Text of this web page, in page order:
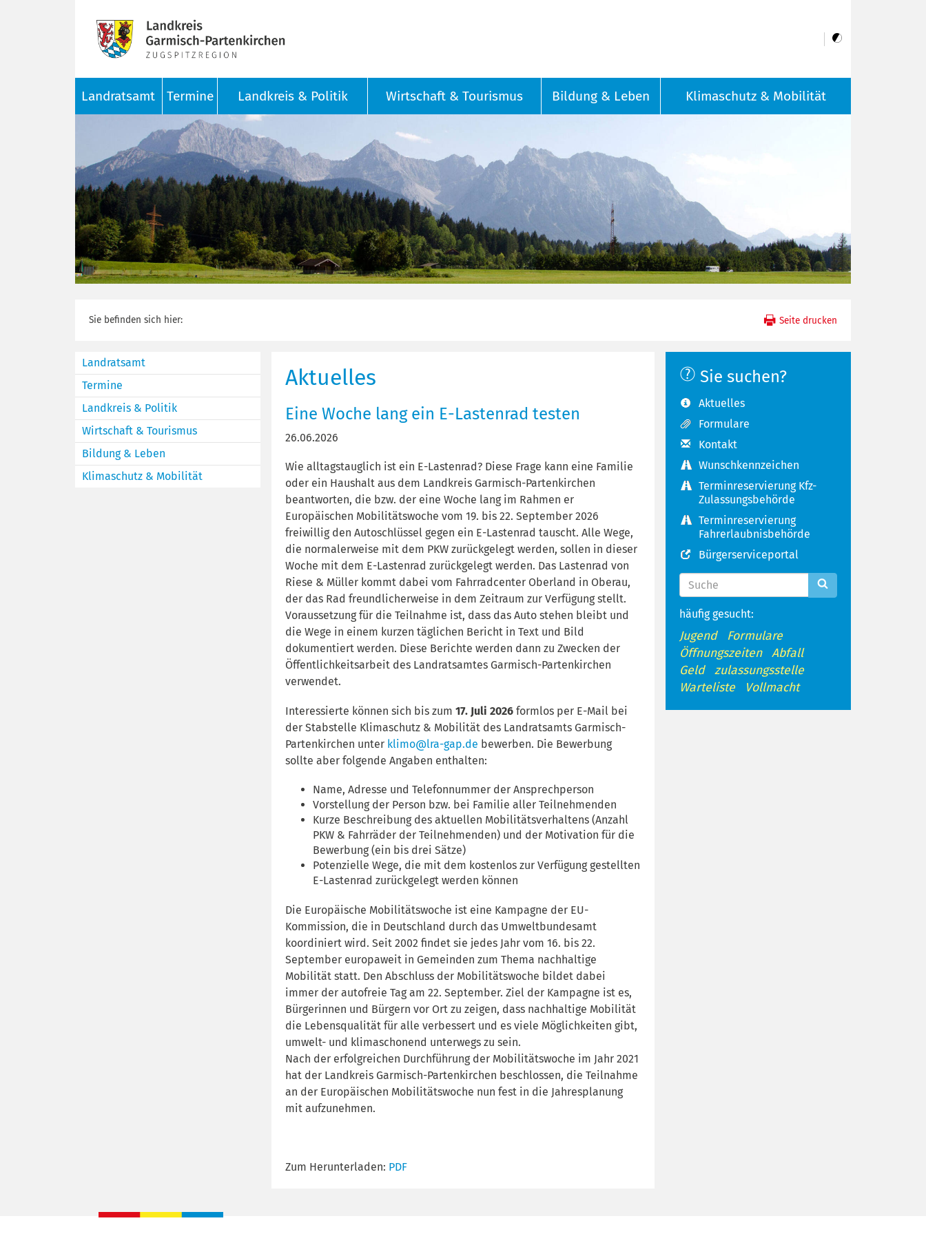
Landratsamt Termine Landkreis & Politik Wirtschaft & Tourismus Bildung & Leben Klimaschutz & Mobilität
Sie befinden sich hier: Seite drucken
Landratsamt
Termine
Landkreis & Politik
Wirtschaft & Tourismus
Bildung & Leben
Klimaschutz & Mobilität
Aktuelles
Eine Woche lang ein E-Lastenrad testen
26.06.2026
Wie alltagstauglich ist ein E-Lastenrad? Diese Frage kann eine Familie
oder ein Haushalt aus dem Landkreis Garmisch-Partenkirchen
beantworten, die bzw. der eine Woche lang im Rahmen er
Europäischen Mobilitätswoche vom 19. bis 22. September 2026
freiwillig den Autoschlüssel gegen ein E-Lastenrad tauscht. Alle Wege,
die normalerweise mit dem PKW zurückgelegt werden, sollen in dieser
Woche mit dem E-Lastenrad zurückgelegt werden. Das Lastenrad von
Riese & Müller kommt dabei vom Fahrradcenter Oberland in Oberau,
der das Rad freundlicherweise in dem Zeitraum zur Verfügung stellt.
Voraussetzung für die Teilnahme ist, dass das Auto stehen bleibt und
die Wege in einem kurzen täglichen Bericht in Text und Bild
dokumentiert werden. Diese Berichte werden dann zu Zwecken der
Öffentlichkeitsarbeit des Landratsamtes Garmisch-Partenkirchen
verwendet.
Interessierte können sich bis zum17. Juli 2026 formlos per E-Mail bei
der Stabstelle Klimaschutz & Mobilität des Landratsamts Garmisch-
Partenkirchen unter klimo@lra-gap.de bewerben. Die Bewerbung
sollte aber folgende Angaben enthalten:
Name, Adresse und Telefonnummer der Ansprechperson
Vorstellung der Person bzw. bei Familie aller Teilnehmenden
Kurze Beschreibung des aktuellen Mobilitätsverhaltens (Anzahl
PKW & Fahrräder der Teilnehmenden) und der Motivation für die
Bewerbung (ein bis drei Sätze)
Potenzielle Wege, die mit dem kostenlos zur Verfügung gestellten
E-Lastenrad zurückgelegt werden können
Die Europäische Mobilitätswoche ist eine Kampagne der EU-
Kommission, die in Deutschland durch das Umweltbundesamt
koordiniert wird. Seit 2002 findet sie jedes Jahr vom 16. bis 22.
September europaweit in Gemeinden zum Thema nachhaltige
Mobilität statt. Den Abschluss der Mobilitätswoche bildet dabei
immer der autofreie Tag am 22. September. Ziel der Kampagne ist es,
Bürgerinnen und Bürgern vor Ort zu zeigen, dass nachhaltige Mobilität
die Lebensqualität für alle verbessert und es viele Möglichkeiten gibt,
umwelt- und klimaschonend unterwegs zu sein.
Nach der erfolgreichen Durchführung der Mobilitätswoche im Jahr 2021
hat der Landkreis Garmisch-Partenkirchen beschlossen, die Teilnahme
an der Europäischen Mobilitätswoche nun fest in die Jahresplanung
mit aufzunehmen.
Zum Herunterladen: PDF
Sie suchen?
Aktuelles
Formulare
Kontakt
Wunschkennzeichen
Terminreservierung Kfz-
Zulassungsbehörde
Terminreservierung
Fahrerlaubnisbehörde
Bürgerserviceportal
häufig gesucht:
Jugend
Formulare
Öffnungszeiten
Abfall
Geld
zulassungsstelle
Warteliste
Vollmacht